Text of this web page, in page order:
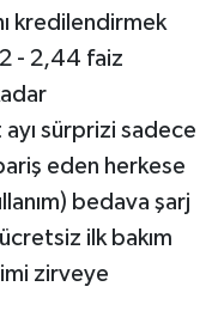
kredilendirmek
- 2,44 faiz
sürprizi sadece
eden herkese
bedava şarj
ilk bakım
zirveye